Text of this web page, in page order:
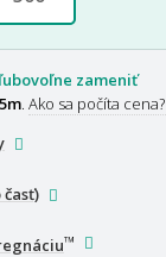
zameniť
Ako sa počíta cena?
™